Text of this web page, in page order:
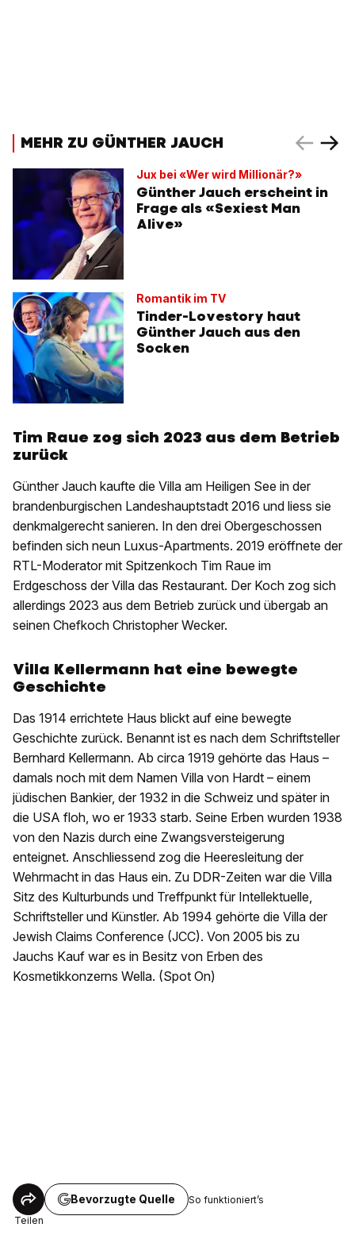
MEHR ZU GÜNTHER JAUCH
Jux bei «Wer wird Millionär?»
Günther Jauch erscheint in
Frage als «Sexiest Man
Alive»
Romantik im TV
Tinder-Lovestory haut
Günther Jauch aus den
Socken
Tim Raue zog sich 2023 aus dem Betrieb
zurück
Günther Jauch kaufte die Villa am Heiligen See in der
brandenburgischen Landeshauptstadt 2016 und liess sie
denkmalgerecht sanieren. In den drei Obergeschossen
befinden sich neun Luxus-Apartments. 2019 eröffnete der
RTL-Moderator mit Spitzenkoch Tim Raue im
Erdgeschoss der Villa das Restaurant. Der Koch zog sich
allerdings 2023 aus dem Betrieb zurück und übergab an
seinen Chefkoch Christopher Wecker.
Villa Kellermann hat eine bewegte
Geschichte
Das 1914 errichtete Haus blickt auf eine bewegte
Geschichte zurück. Benannt ist es nach dem Schriftsteller
Bernhard Kellermann. Ab circa 1919 gehörte das Haus –
damals noch mit dem Namen Villa von Hardt – einem
jüdischen Bankier, der 1932 in die Schweiz und später in
die USA floh, wo er 1933 starb. Seine Erben wurden 1938
von den Nazis durch eine Zwangsversteigerung
enteignet. Anschliessend zog die Heeresleitung der
Wehrmacht in das Haus ein. Zu DDR-Zeiten war die Villa
Sitz des Kulturbunds und Treffpunkt für Intellektuelle,
Schriftsteller und Künstler. Ab 1994 gehörte die Villa der
Jewish Claims Conference (JCC). Von 2005 bis zu
Jauchs Kauf war es in Besitz von Erben des
Kosmetikkonzerns Wella. (Spot On)
Teilen
Bevorzugte Quelle So funktioniert’s